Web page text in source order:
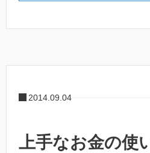
2014.09.04
上手なお金の使